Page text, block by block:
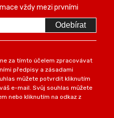
vždy mezi prvními
Odebírat
za tímto účelem zpracovávat
předpisy a zásadami
můžete potvrdit kliknutím
e-mail. Svůj souhlas můžete
nebo kliknutím na odkaz z